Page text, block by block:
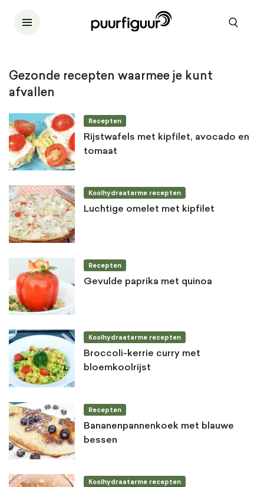
Gezonde recepten waarmee je kunt
afvallen
Recepten
Rijstwafels met kipfilet, avocado en
tomaat
Koolhydraatarme recepten
Luchtige omelet met kipfilet
Recepten
Gevulde paprika met quinoa
Koolhydraatarme recepten
Broccoli-kerrie curry met
bloemkoolrijst
Recepten
Bananenpannenkoek met blauwe
bessen
Koolhydraatarme recepten